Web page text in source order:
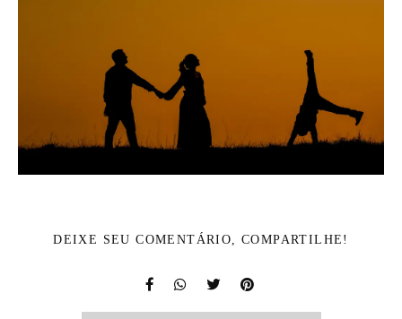
DEIXE SEU COMENTÁRIO, COMPARTILHE!